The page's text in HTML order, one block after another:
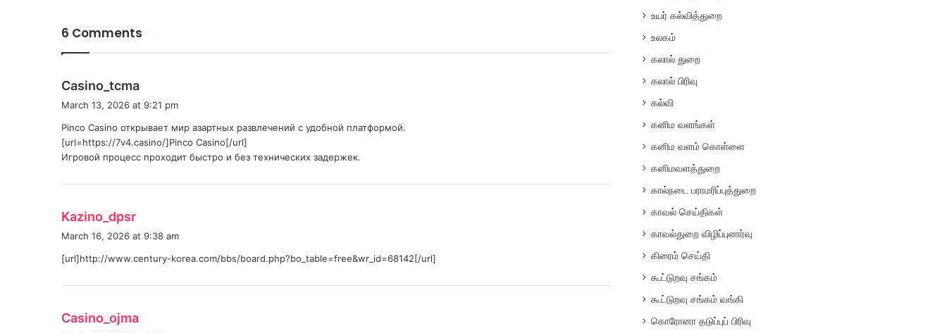
6 Comments
Casino_tcma
s
:
March 13, 2026 at 9:21 pm
Pinco Casino открывает мир азартных развлечений с удобной платформой.
[url=https://7v4.casino/]Pinco Casino[/url]
Игровой процесс проходит быстро и без технических задержек.
Kazino_dpsr
s
March 16, 2026 at 9:38 am
[url]http://www.century-korea.com/bbs/board.php?bo_table=free&wr_id=68142[/url]
Casino_ojma
உயர் கல்வித்துறை
உலகம்
கலால் துறை
கலால் பிரிவு
கல்வி
கனிம வளங்கள்
கனிம வளம் கொள்ளை
கனிமவளத்துறை
கால்நடை பராமரிப்புத்துறை
காவல் செய்திகள்
காவல்துறை விழிப்புணர்வு
கிரைம் செய்தி
கூட்டுறவு சங்கம்
கூட்டுறவு சங்கம் வங்கி
கொரோனா தடுப்புப் பிரிவு